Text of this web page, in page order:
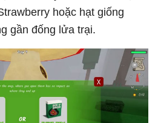
hoặc hạt giống
gần đống lửa trại.